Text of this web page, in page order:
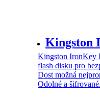
Kingston
Kingston IronKey
flash disku pro
Dost možná
Odolné a